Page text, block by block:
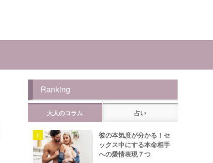
Ranking
大人のコラム 占い
彼の本気度が分かる！セ
ックス中にする本命相手
への愛情表現７つ